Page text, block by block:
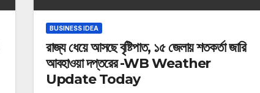
BUSINESS IDEA
রাজ্য ধেয়ে আসছে বৃষ্টিপাত, ১৫ জেলায় শতকর্তা জারি
আবহাওয়া দপ্তরের -WB Weather
Update Today